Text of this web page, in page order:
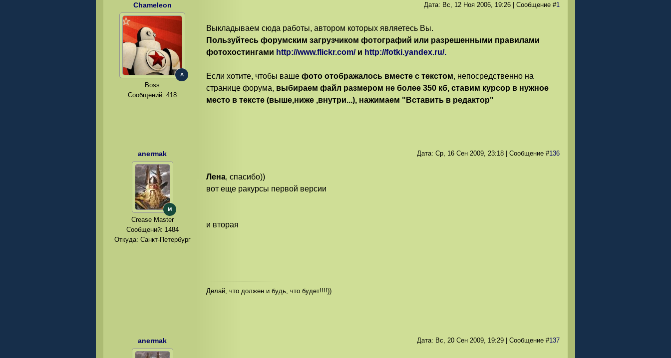
Chameleon
A
Boss
Сообщений:418
Дата: Вс, 12 Ноя 2006, 19:26| Сообщение #1
Выкладываем сюда работы, автором которых являетесь Вы.
Пользуйтесь форумским загрузчиком фотографий или разрешенными правилами
фотохостингами http://www.flickr.com/и http://fotki.yandex.ru/.
Если хотите, чтобы ваше фото отображалось вместе с текстом, непосредственно на
странице форума, выбираем файл размером не более 350 кб, ставим курсор в нужное
место в тексте (выше,ниже ,внутри...), нажимаем "Вставить в редактор"
anermak
M
Crease Master
Сообщений: 1484
Откуда: Санкт-Петербург
Дата: Ср, 16 Сен 2009, 23:18| Сообщение #136
Лена, спасибо))
вот еще ракурсы первой версии
и вторая
Делай, что должен и будь, что будет!!!!))
anermak Дата: Вс, 20 Сен 2009, 19:29| Сообщение #137